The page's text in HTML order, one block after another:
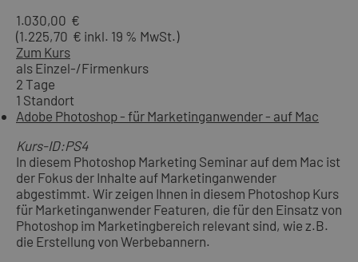
1.030,00 €
(1.225,70 € inkl. 19 % MwSt.)
Zum Kurs
als Einzel-/Firmenkurs
2 Tage
1 Standort
Adobe Photoshop - für Marketinganwender - auf Mac
Kurs-ID:PS4
In diesem Photoshop Marketing Seminar auf dem Mac ist
der Fokus der Inhalte auf Marketinganwender
abgestimmt. Wir zeigen Ihnen in diesem Photoshop Kurs
für Marketinganwender Featuren, die für den Einsatz von
Photoshop im Marketingbereich relevant sind, wie z.B.
die Erstellung von Werbebannern.